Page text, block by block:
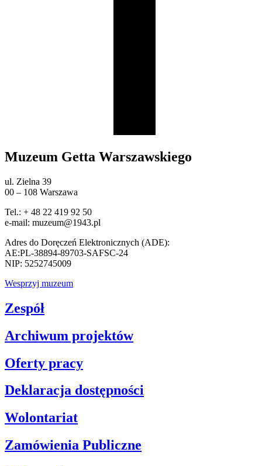
Muzeum Getta Warszawskiego
ul. Zielna 39
00 – 108 Warszawa
Tel.: + 48 22 419 92 50
e-mail: muzeum@1943.pl
Adres do Doręczeń Elektronicznych (ADE):
AE:PL-38894-89703-SAFSC-24
NIP: 5252745009
Wesprzyj muzeum
Zespół
Archiwum projektów
Oferty pracy
Deklaracja dostępności
Wolontariat
Zamówienia Publiczne